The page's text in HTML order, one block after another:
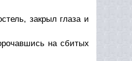
закрыл глаза и
на сбитых